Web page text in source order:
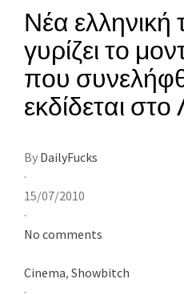
Νέα ελληνική
γυρίζει το
που
εκδίδεται
By DailyFucks
·
15/07/2010
·
No comments
Cinema, Showbitch
·